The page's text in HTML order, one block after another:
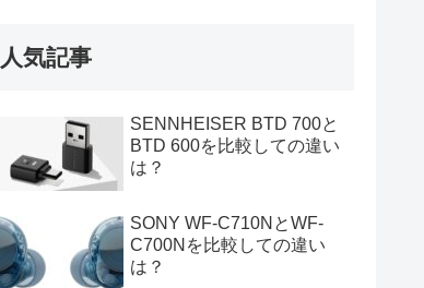
人気記事
SENNHEISER BTD 700と
BTD 600を比較しての違い
は？
SONY WF-C710NとWF-
C700Nを比較しての違い
は？